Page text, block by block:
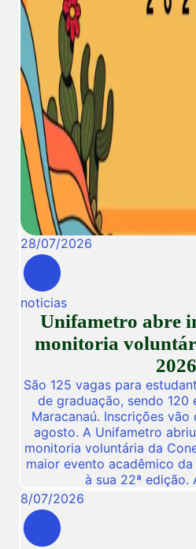
28/07/2026
noticias
Unifametro abre
monitoria
2026
São 125 vagas para
de graduação, sendo 120
Maracanaú. Inscrições
agosto. A Unifametro
monitoria voluntária da
maior evento acadêmico
à sua 22ª
8/07/2026